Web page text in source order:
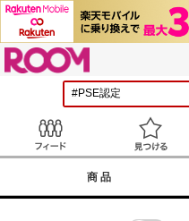
商品